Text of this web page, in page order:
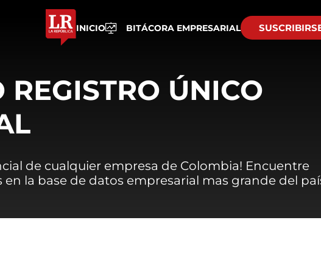
INICIO BITÁCORA EMPRESARIAL
REGISTRO ÚNICO
de cualquier empresa de Colombia! Encuentre
en la base de datos empresarial mas grande del